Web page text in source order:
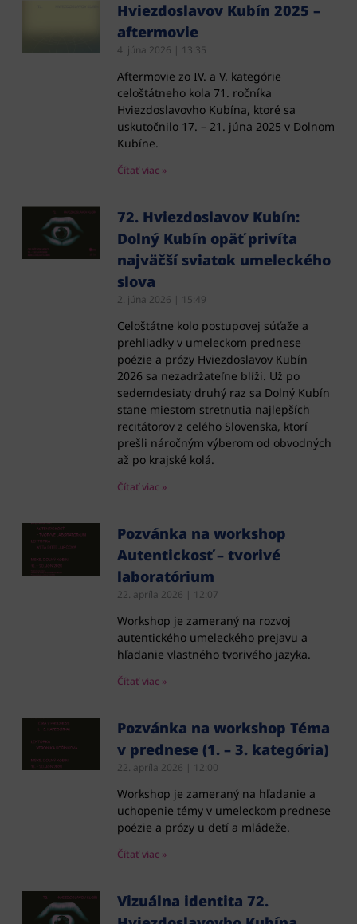
Hviezdoslavov Kubín 2025 –
aftermovie
4. júna 2026 13:35
Aftermovie zo IV. a V. kategórie
celoštátneho kola 71. ročníka
Hviezdoslavovho Kubína, ktoré sa
uskutočnilo 17. – 21. júna 2025 v Dolnom
Kubíne.
Čítať viac »
72. Hviezdoslavov Kubín:
Dolný Kubín opäť privíta
najväčší sviatok umeleckého
slova
2. júna 2026 15:49
Celoštátne kolo postupovej súťaže a
prehliadky v umeleckom prednese
poézie a prózy Hviezdoslavov Kubín
2026 sa nezadržateľne blíži. Už po
sedemdesiaty druhý raz sa Dolný Kubín
stane miestom stretnutia najlepších
recitátorov z celého Slovenska, ktorí
prešli náročným výberom od obvodných
až po krajské kolá.
Čítať viac »
Pozvánka na workshop
Autentickosť – tvorivé
laboratórium
22. apríla 2026 12:07
Workshop je zameraný na rozvoj
autentického umeleckého prejavu a
hľadanie vlastného tvorivého jazyka.
Čítať viac »
Pozvánka na workshop Téma
v prednese (1. – 3. kategória)
22. apríla 2026 12:00
Workshop je zameraný na hľadanie a
uchopenie témy v umeleckom prednese
poézie a prózy u detí a mládeže.
Čítať viac »
Vizuálna identita 72.